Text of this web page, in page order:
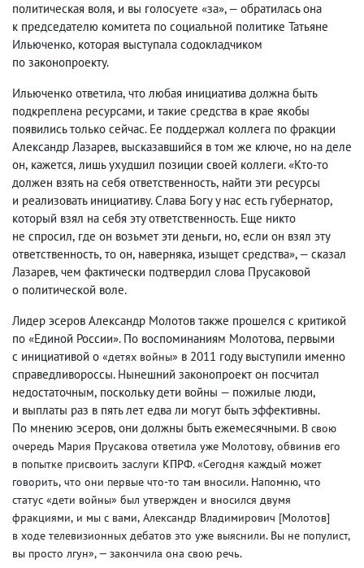
политическая воля, и вы голосуете «за», — обратилась она
к председателю комитета по социальной политике Татьяне
Ильюченко, которая выступала содокладчиком
по законопроекту.
Ильюченко ответила, что любая инициатива должна быть
подкреплена ресурсами, и такие средства в крае якобы
появились только сейчас. Ее поддержал коллега по фракции
Александр Лазарев, высказавшийся в том же ключе, но на деле
он, кажется, лишь ухудшил позиции своей коллеги. «Кто-то
должен взять на себя ответственность, найти эти ресурсы
и реализовать инициативу. Слава Богу у нас есть губернатор,
который взял на себя эту ответственность. Еще никто
не спросил, где он возьмет эти деньги, но, если он взял эту
ответственность, то он, наверняка, изыщет средства», — сказал
Лазарев, чем фактически подтвердил слова Прусаковой
о политической воле.
Лидер эсеров Александр Молотов также прошелся с критикой
по «Единой России». По воспоминаниям Молотова, первыми
с инициативой о «детях войны» в 2011 году выступили именно
справедливороссы. Нынешний законопроект он посчитал
недостаточным, поскольку дети войны — пожилые люди,
и выплаты раз в пять лет едва ли могут быть эффективны.
По мнению эсеров, они должны быть ежемесячными. В свою
очередь Мария Прусакова ответила уже Молотову, обвинив его
в попытке присвоить заслуги КПРФ. «Сегодня каждый может
говорить, что они первые что-то там вносили. Напомню, что
статус «дети войны» был утвержден и вносился двумя
фракциями, и мы с вами, Александр Владимирович [Молотов]
в ходе телевизионных дебатов это уже выяснили. Вы не популист,
вы просто лгун», — закончила она свою речь.